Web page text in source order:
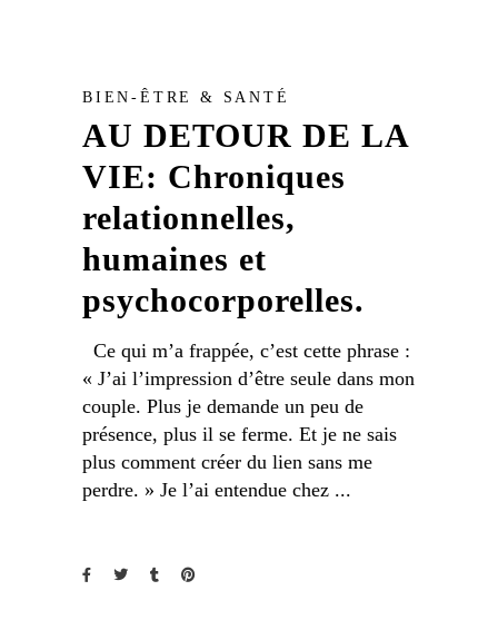
BIEN-ÊTRE & SANTÉ
AU DETOUR DE LA
VIE: Chroniques
relationnelles,
humaines et
psychocorporelles.
Ce qui m’a frappée, c’est cette phrase :
« J’ai l’impression d’être seule dans mon
couple. Plus je demande un peu de
présence, plus il se ferme. Et je ne sais
plus comment créer du lien sans me
perdre. » Je l’ai entendue chez